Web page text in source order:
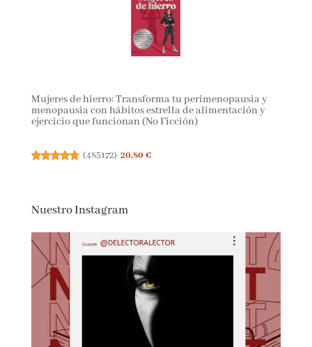
Mujeres de hierro: Transforma tu perimenopausia y
menopausia con hábitos estrella de alimentación y
(485172) 20,80 €
Nuestro Instagram